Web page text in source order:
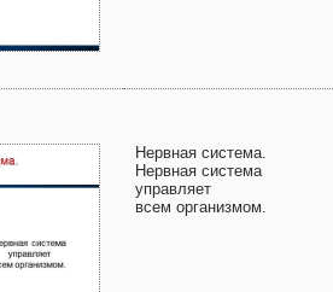
Нервная система.
Нервная система
управляет
всем организмом.